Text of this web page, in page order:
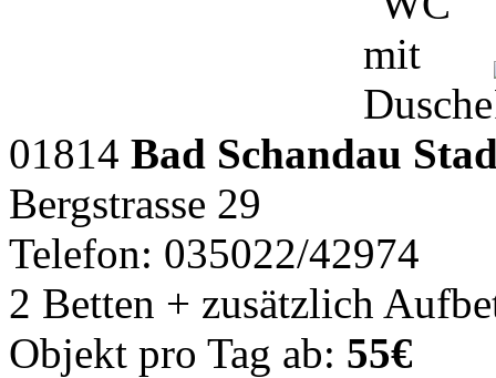
01814 Bad Schandau
Bergstrasse 29
Telefon: 035022/42974
2 Betten + zusätzlich
Objekt pro Tag ab: 55€